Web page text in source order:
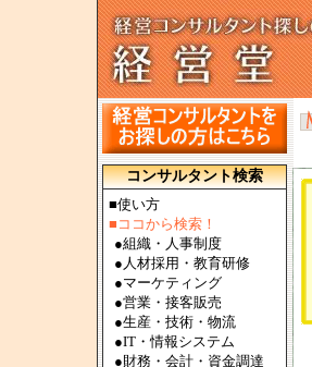
コンサルタント検索
■使い方
■ココから検索！
●組織・人事制度
● 人材採用・教育研修
●マーケティング
●営業・接客販売
●生産・技術・物流
●IT・情報システム
●財務・会計・資金調達